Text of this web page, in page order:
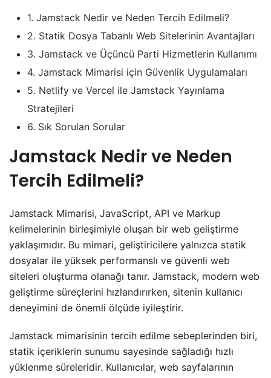
1. Jamstack Nedir ve Neden Tercih Edilmeli?
2. Statik Dosya Tabanlı Web Sitelerinin Avantajları
3. Jamstack ve Üçüncü Parti Hizmetlerin Kullanımı
4. Jamstack Mimarisi için Güvenlik Uygulamaları
5. Netlify ve Vercel ile Jamstack Yayınlama
Stratejileri
6. Sık Sorulan Sorular
Jamstack Nedir ve Neden
Tercih Edilmeli?
Jamstack Mimarisi, JavaScript, API ve Markup
kelimelerinin birleşimiyle oluşan bir web geliştirme
yaklaşımıdır. Bu mimari, geliştiricilere yalnızca statik
dosyalar ile yüksek performanslı ve güvenli web
siteleri oluşturma olanağı tanır. Jamstack, modern web
geliştirme süreçlerini hızlandırırken, sitenin kullanıcı
deneyimini de önemli ölçüde iyileştirir.
Jamstack mimarisinin tercih edilme sebeplerinden biri,
statik içeriklerin sunumu sayesinde sağladığı hızlı
yüklenme süreleridir. Kullanıcılar, web sayfalarının